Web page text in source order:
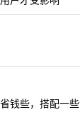
钱些，搭配一